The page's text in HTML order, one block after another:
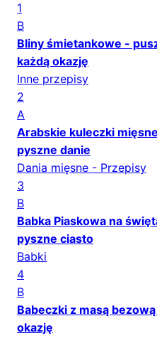
1
B
Bliny śmietankowe -
każdą okazję
Inne przepisy
2
A
Arabskie kuleczki
pyszne danie
Dania mięsne - Przepisy
3
B
Babka Piaskowa na
pyszne ciasto
Babki
4
B
Babeczki z masą
okazję